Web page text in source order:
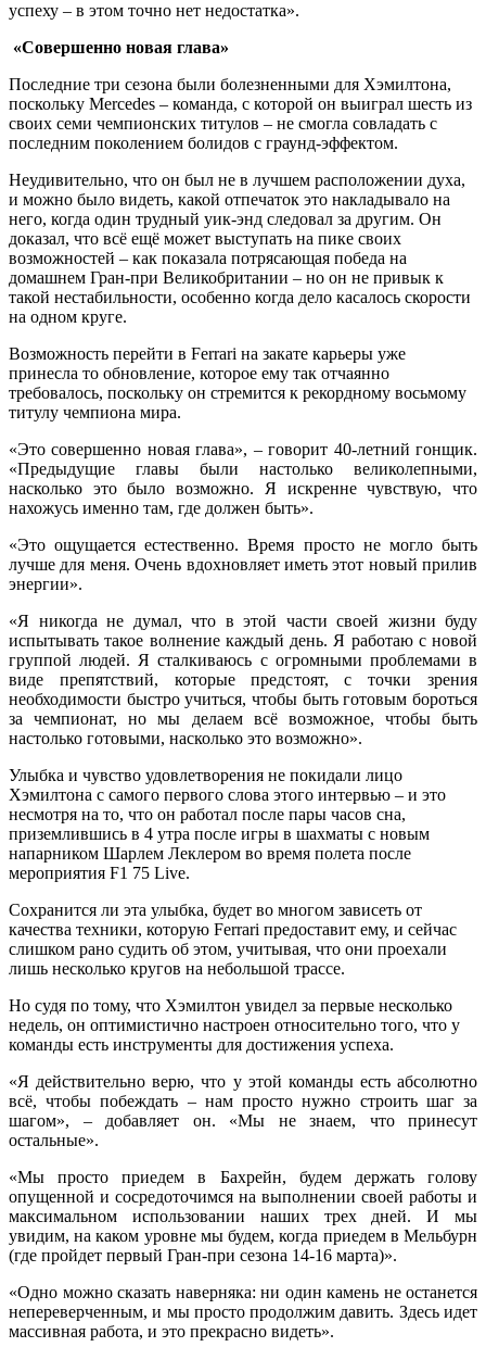
успеху – в этом точно нет недостатка».
«Совершенно новая глава»
Последние три сезона были болезненными для Хэмилтона,
поскольку Mercedes – команда, с которой он выиграл шесть из
своих семи чемпионских титулов – не смогла совладать с
последним поколением болидов с граунд-эффектом.
Неудивительно, что он был не в лучшем расположении духа,
и можно было видеть, какой отпечаток это накладывало на
него, когда один трудный уик-энд следовал за другим. Он
доказал, что всё ещё может выступать на пике своих
возможностей – как показала потрясающая победа на
домашнем Гран-при Великобритании – но он не привык к
такой нестабильности, особенно когда дело касалось скорости
на одном круге.
Возможность перейти в Ferrari на закате карьеры уже
принесла то обновление, которое ему так отчаянно
требовалось, поскольку он стремится к рекордному восьмому
титулу чемпиона мира.
«Это совершенно новая глава», – говорит 40-летний гонщик.
«Предыдущие главы были настолько великолепными,
насколько это было возможно. Я искренне чувствую, что
нахожусь именно там, где должен быть».
«Это ощущается естественно. Время просто не могло быть
лучше для меня. Очень вдохновляет иметь этот новый прилив
энергии».
«Я никогда не думал, что в этой части своей жизни буду
испытывать такое волнение каждый день. Я работаю с новой
группой людей. Я сталкиваюсь с огромными проблемами в
виде препятствий, которые предстоят, с точки зрения
необходимости быстро учиться, чтобы быть готовым бороться
за чемпионат, но мы делаем всё возможное, чтобы быть
настолько готовыми, насколько это возможно».
Улыбка и чувство удовлетворения не покидали лицо
Хэмилтона с самого первого слова этого интервью – и это
несмотря на то, что он работал после пары часов сна,
приземлившись в 4 утра после игры в шахматы с новым
напарником Шарлем Леклером во время полета после
мероприятия F1 75 Live.
Сохранится ли эта улыбка, будет во многом зависеть от
качества техники, которую Ferrari предоставит ему, и сейчас
слишком рано судить об этом, учитывая, что они проехали
лишь несколько кругов на небольшой трассе.
Но судя по тому, что Хэмилтон увидел за первые несколько
недель, он оптимистично настроен относительно того, что у
команды есть инструменты для достижения успеха.
«Я действительно верю, что у этой команды есть абсолютно
всё, чтобы побеждать – нам просто нужно строить шаг за
шагом», – добавляет он. «Мы не знаем, что принесут
остальные».
«Мы просто приедем в Бахрейн, будем держать голову
опущенной и сосредоточимся на выполнении своей работы и
максимальном использовании наших трех дней. И мы
увидим, на каком уровне мы будем, когда приедем в Мельбурн
(где пройдет первый Гран-при сезона 14-16 марта)».
«Одно можно сказать наверняка: ни один камень не останется
непереверченным, и мы просто продолжим давить. Здесь идет
массивная работа, и это прекрасно видеть».